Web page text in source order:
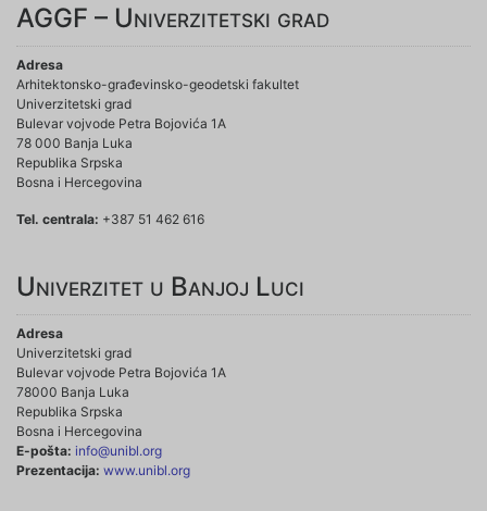
AGGF – Univerzitetski grad
Adresa
Arhitektonsko-građevinsko-geodetski fakultet
Univerzitetski grad
Bulevar vojvode Petra Bojovića 1A
78 000 Banja Luka
Republika Srpska
Bosna i Hercegovina
Tel. centrala: +387 51 462 616
Univerzitet u Banjoj Luci
Adresa
Univerzitetski grad
Bulevar vojvode Petra Bojovića 1A
78000 Banja Luka
Republika Srpska
Bosna i Hercegovina
E-pošta: info@unibl.org
Prezentacija: www.unibl.org